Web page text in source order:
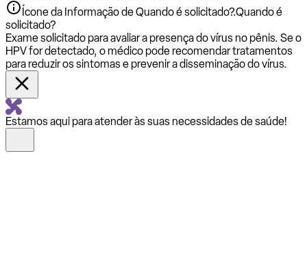
Ícone da Informação de Quando é solicitado?.Quando é
solicitado?
Exame solicitado para avaliar a presença do vírus no pênis. Se o
HPV for detectado, o médico pode recomendar tratamentos
para reduzir os sintomas e prevenir a disseminação do vírus.
Estamos aqui para atender às suas necessidades de saúde!